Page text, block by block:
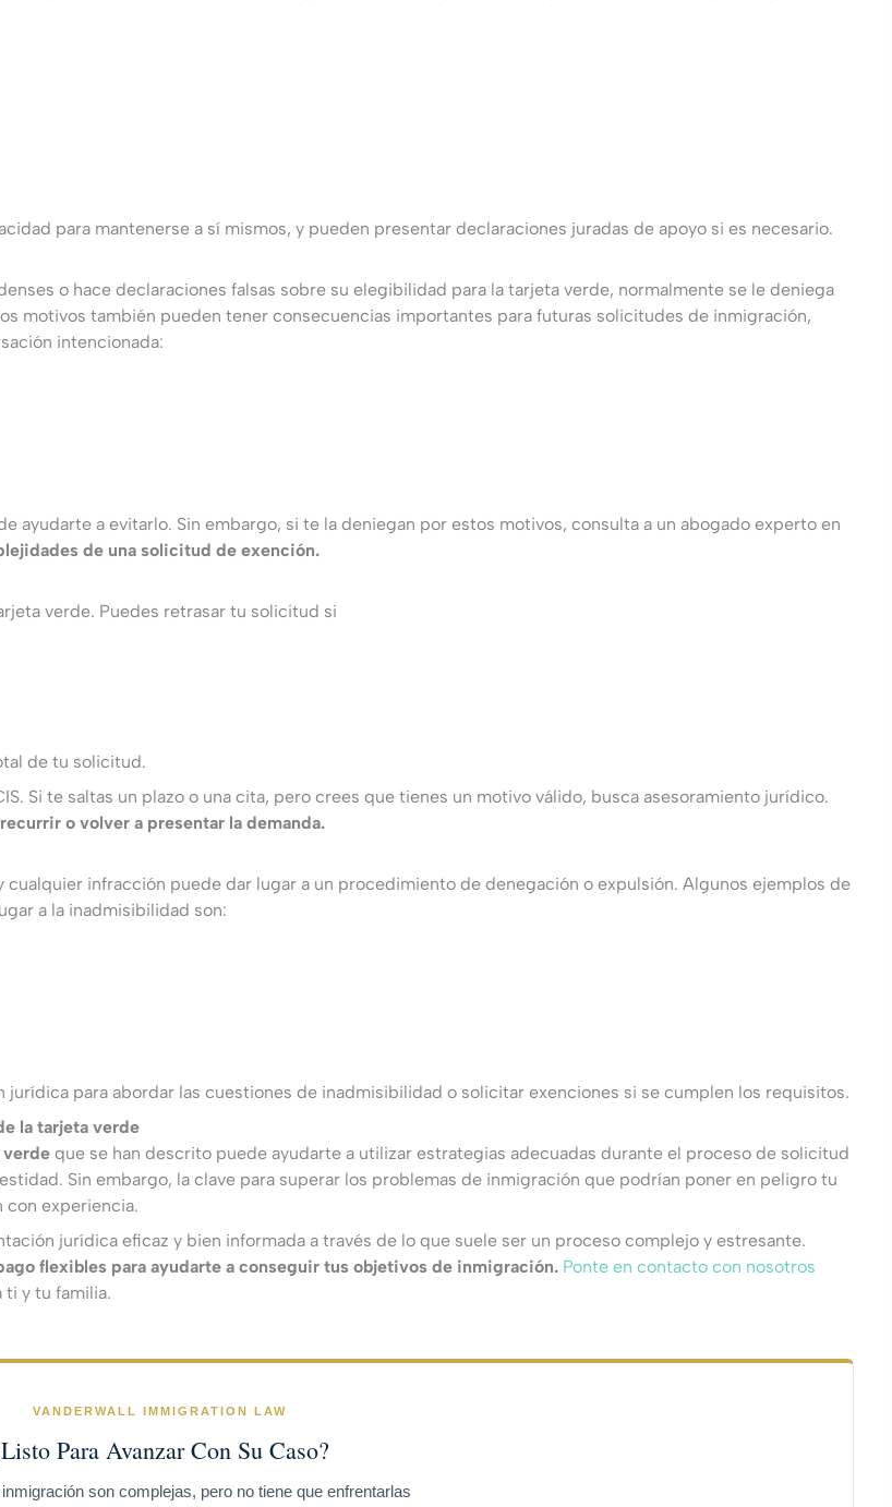
para mantenerse a sí mismos, y pueden presentar declaraciones juradas de apoyo si es necesario.
o hace declaraciones falsas sobre su elegibilidad para la tarjeta verde, normalmente se le deniega
motivos también pueden tener consecuencias importantes para futuras solicitudes de inmigración,
intencionada:
ayudarte a evitarlo. Sin embargo, si te la deniegan por estos motivos, consulta a un abogado experto en
de una solicitud de exención.
verde. Puedes retrasar tu solicitud si
de tu solicitud.
Si te saltas un plazo o una cita, pero crees que tienes un motivo válido, busca asesoramiento jurídico.
o volver a presentar la demanda.
infracción puede dar lugar a un procedimiento de denegación o expulsión. Algunos ejemplos de
a la inadmisibilidad son:
para abordar las cuestiones de inadmisibilidad o solicitar exenciones si se cumplen los requisitos.
la tarjeta verde
verde que se han descrito puede ayudarte a utilizar estrategias adecuadas durante el proceso de solicitud
Sin embargo, la clave para superar los problemas de inmigración que podrían poner en peligro tu
con experiencia.
jurídica eficaz y bien informada a través de lo que suele ser un proceso complejo y estresante.
flexibles para ayudarte a conseguir tus objetivos de inmigración. Ponte en contacto con nosotros
ti y tu familia.
VANDERWALL IMMIGRATION LAW
Para Avanzar Con Su Caso?
son complejas, pero no tiene que enfrentarlas